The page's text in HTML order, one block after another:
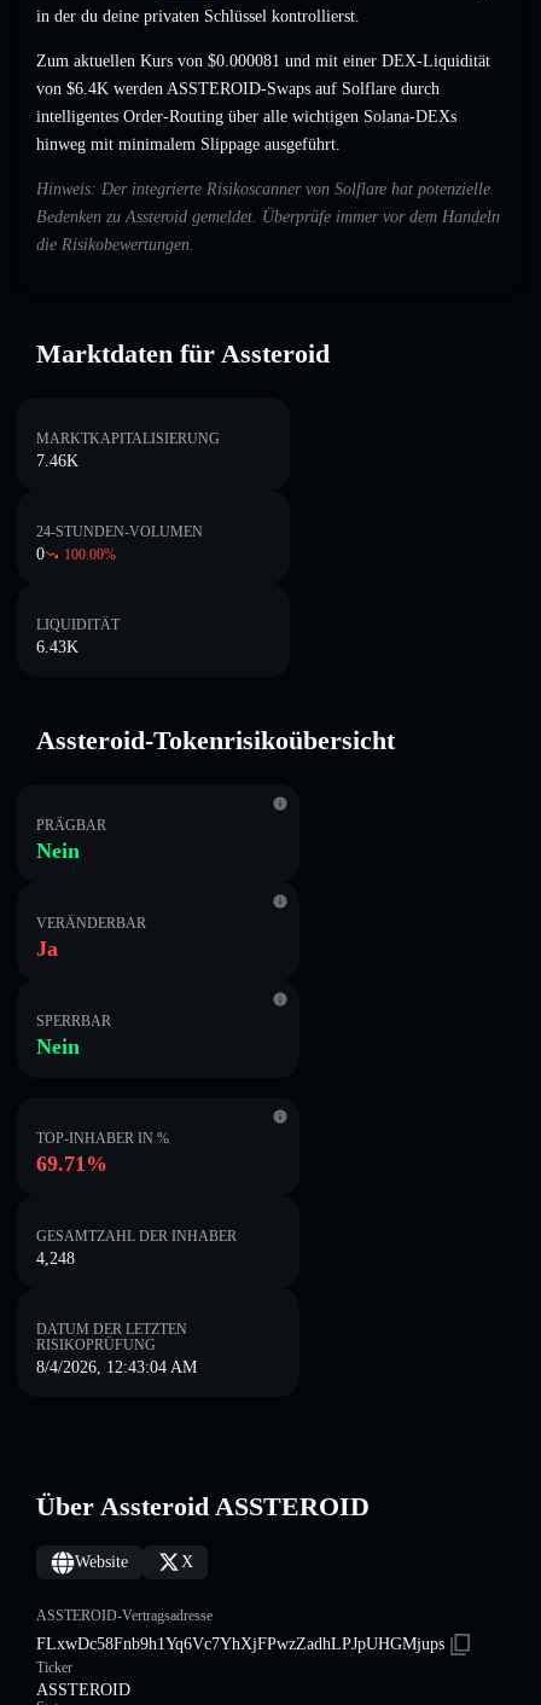
in der du deine privaten Schlüssel kontrollierst.
Zum aktuellen Kurs von $0.000081 und mit einer DEX-Liquidität
von $6.4K werden ASSTEROID-Swaps auf Solflare durch
intelligentes Order-Routing über alle wichtigen Solana-DEXs
hinweg mit minimalem Slippage ausgeführt.
Hinweis: Der integrierte Risikoscanner von Solflare hat potenzielle
Bedenken zu Assteroid gemeldet. Überprüfe immer vor dem Handeln
die Risikobewertungen.
Marktdaten für Assteroid
MARKTKAPITALISIERUNG
7.46K
24-STUNDEN-VOLUMEN
0 100.00%
LIQUIDITÄT
6.43K
Assteroid-Tokenrisikoübersicht
PRÄGBAR
Nein
VERÄNDERBAR
Ja
SPERRBAR
Nein
TOP-INHABER IN %
69.71%
GESAMTZAHL DER INHABER
4,248
DATUM DER LETZTEN
RISIKOPRÜFUNG
8/4/2026, 12:43:04 AM
Über Assteroid ASSTEROID
Website X
ASSTEROID-Vertragsadresse
FLxwDc58Fnb9h1Yq6Vc7YhXjFPwzZadhLPJpUHGMjups
Ticker
ASSTEROID